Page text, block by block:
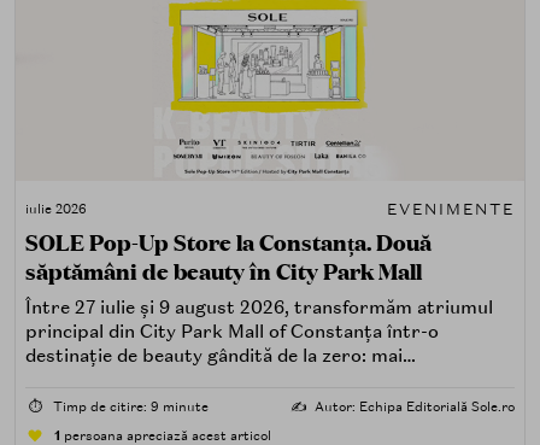
iulie 2026 EVENIMENTE
SOLE Pop-Up Store la Constanța. Două
săptămâni de beauty în City Park Mall
Între 27 iulie și 9 august 2026, transformăm atriumul
principal din City Park Mall of Constanța într-o
destinație de beauty gândită de la zero: mai
care îți place, de fapt, să descoperi produse — testând,
atingând, comparând, întrebând.
⏱️ Timp de citire: 9 minute ✍️ Autor: Echipa Editorială Sole.ro
1 persoana apreciază acest articol